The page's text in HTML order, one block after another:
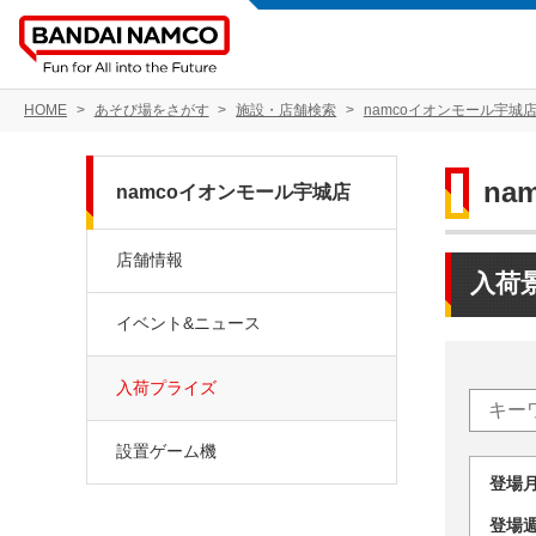
HOME あそび場をさがす 施設・店舗検索 namcoイオンモール宇城店
入荷
登
登
namcoイオンモール宇城店
店舗情報
イベント&ニュース
入荷プライズ
設置ゲーム機